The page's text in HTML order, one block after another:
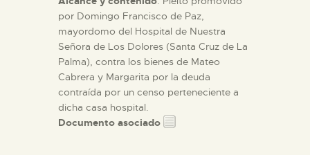
por Domingo Francisco de Paz,
mayordomo del Hospital de Nuestra
Señora de Los Dolores (Santa Cruz de La
Palma), contra los bienes de Mateo
Cabrera y Margarita por la deuda
contraída por un censo perteneciente a
dicha casa hospital.
Documento asociado